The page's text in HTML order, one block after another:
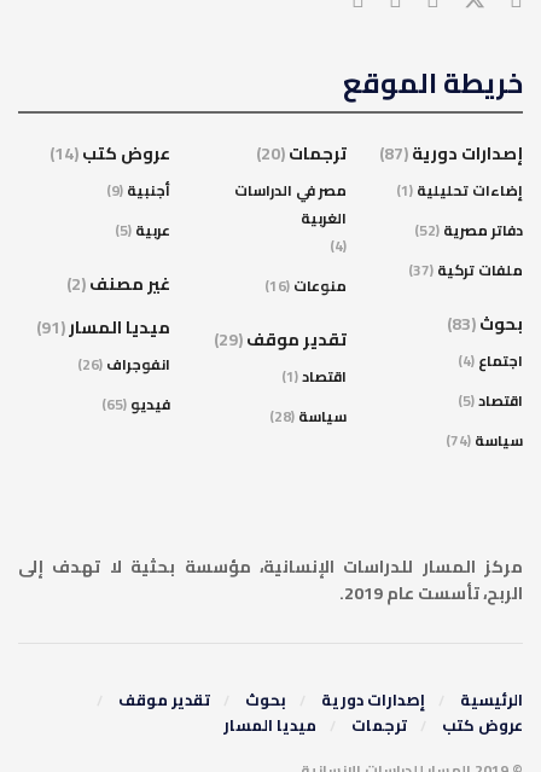
خريطة الموقع
إصدارات دورية(87)
إضاءات تحليلية(1)
دفاتر مصرية(52)
ملفات تركية(37)
بحوث(83)
اجتماع(4)
اقتصاد(5)
سياسة(74)
ترجمات(20)
مصر في الدراسات
الغربية
(4)
منوعات(16)
تقدير موقف(29)
اقتصاد(1)
سياسة(28)
عروض كتب(14)
أجنبية(9)
عربية(5)
غير مصنف(2)
ميديا المسار(91)
انفوجراف(26)
فيديو(65)
مركز المسار للدراسات الإنسانية، مؤسسة بحثية لا تهدف إلى
الربح، تأسست عام 2019.
الرئيسية إصدارات دورية بحوث
تقدير موقف
عروض كتب
ترجمات ميديا المسار